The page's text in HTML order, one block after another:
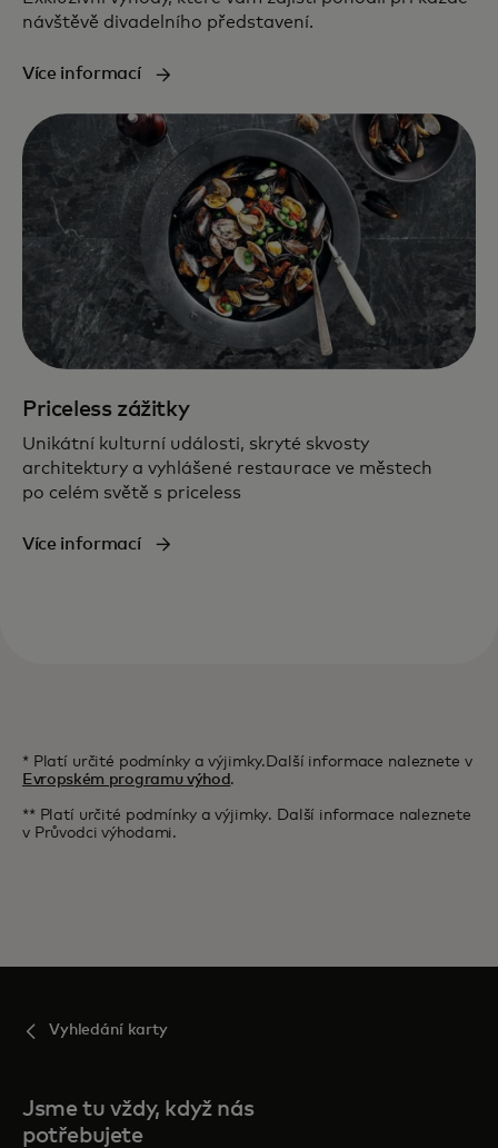
návštěvě divadelního představení.
Více informací
Priceless zážitky
Unikátní kulturní události, skryté skvosty
architektury a vyhlášené restaurace ve městech
po celém světě s priceless
Více informací
* Platí určité podmínky a výjimky.Další informace naleznete v
Evropském programu výhod .
** Platí určité podmínky a výjimky. Další informace naleznete
v Průvodci výhodami.
Vyhledání karty
Jsme tu vždy, když nás
potřebujete